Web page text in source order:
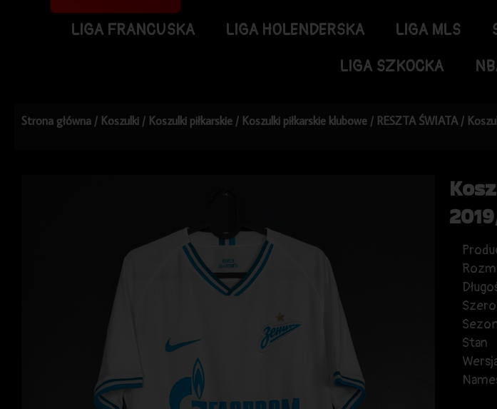
LIGA FRANCUSKA LIGA HOLENDERSKA LIGA MLS
LIGA SZKOCKA
Strona główna / Koszulki / Koszulki piłkarskie / Koszulki piłkarskie klubowe / RESZTA ŚWIATA /
Stan